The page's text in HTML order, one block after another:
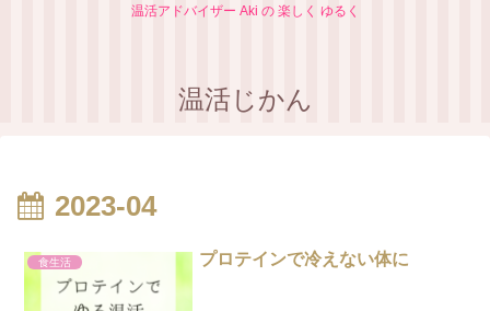
温活アドバイザー Aki の 楽しく ゆるく
温活じかん
2023-04
食生活 プロテインで冷えない体に